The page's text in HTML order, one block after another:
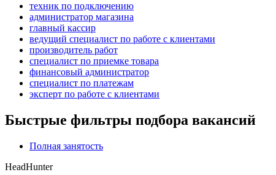
техник по подключению
администратор магазина
главный кассир
ведущий специалист по работе с клиентами
производитель работ
специалист по приемке товара
финансовый администратор
специалист по платежам
эксперт по работе с клиентами
Быстрые фильтры подбора вакансий
Полная занятость
HeadHunter